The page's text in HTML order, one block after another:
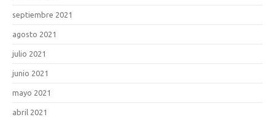
septiembre 2021
agosto 2021
julio 2021
junio 2021
mayo 2021
abril 2021